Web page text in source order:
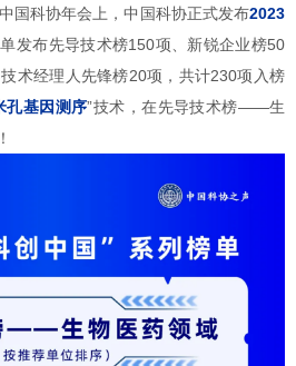
国科协年会上，中国科协正式发布2023
发布先导技术榜150项、新锐企业榜50
术经理人先锋榜20项，共计230项入榜
孔基因测序”技术，在先导技术榜——生